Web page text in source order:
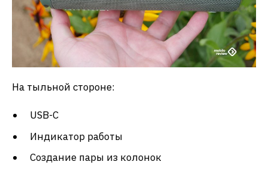
На тыльной стороне:
USB-C
Индикатор работы
Создание пары из колонок